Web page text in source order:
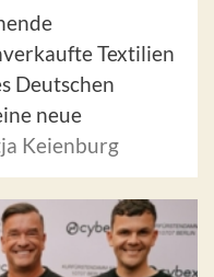
Textilien
Deutschen
neue
Keienburg